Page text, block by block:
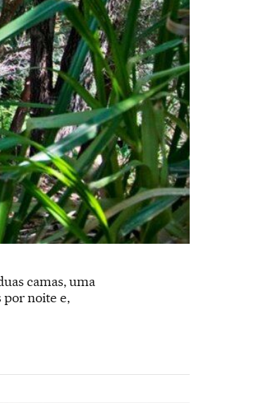
camas, uma
por noite e,